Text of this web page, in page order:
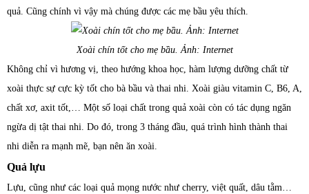
quả. Cũng chính vì vậy mà chúng được các mẹ bầu yêu thích.
Xoài chín tốt cho mẹ bầu. Ảnh: Internet
Không chỉ vì hương vị, theo hướng khoa học, hàm lượng dưỡng chất từ
xoài thực sự cực kỳ tốt cho bà bầu và thai nhi. Xoài giàu vitamin C, B6, A,
chất xơ, axit tốt,… Một số loại chất trong quả xoài còn có tác dụng ngăn
ngừa dị tật thai nhi. Do đó, trong 3 tháng đầu, quá trình hình thành thai
nhi diễn ra mạnh mẽ, bạn nên ăn xoài.
Quả lựu
Lựu, cũng như các loại quả mọng nước như cherry, việt quất, dâu tằm…